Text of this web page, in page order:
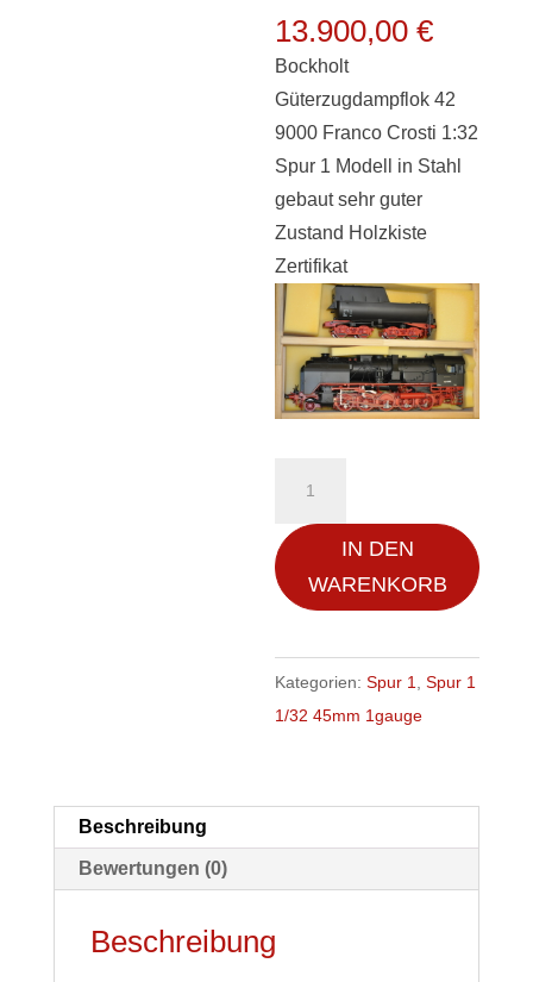
13.900,00€
Bockholt
Güterzugdampflok 42
9000 Franco Crosti 1:32
Spur 1 Modell in Stahl
gebaut sehr guter
Zustand Holzkiste
Zertifikat
42
9000
Franco
1:32
Spur
in
guter
IN DEN
WARENKORB
Kategorien:Spur 1 ,Spur 1
1/32 45mm 1gauge
Beschreibung
Bewertungen (0)
Beschreibung